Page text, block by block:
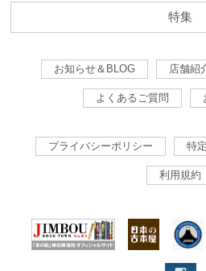
特集
お知らせ＆BLOG 店舗紹
よくあるご質問
プライバシーポリシー 特
利用規約